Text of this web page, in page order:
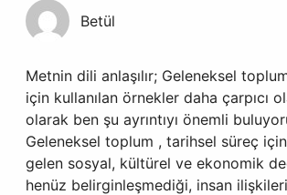
Betül
Metnin dili anlaşılır; Geleneksel
için kullanılan örnekler daha çarpıcı
olarak ben şu ayrıntıyı önemli
Geleneksel toplum , tarihsel süreç
gelen sosyal, kültürel ve ekonomik
henüz belirginleşmediği, insan